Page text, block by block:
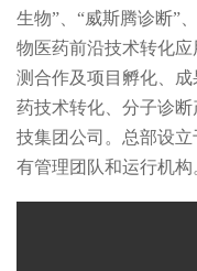
生物”、“威斯腾诊断”
物医药前沿技术转化
测合作及项目孵化、
药技术转化、分子诊
技集团公司。总部设
有管理团队和运行机构